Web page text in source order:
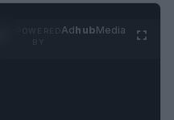
AdhubMedia